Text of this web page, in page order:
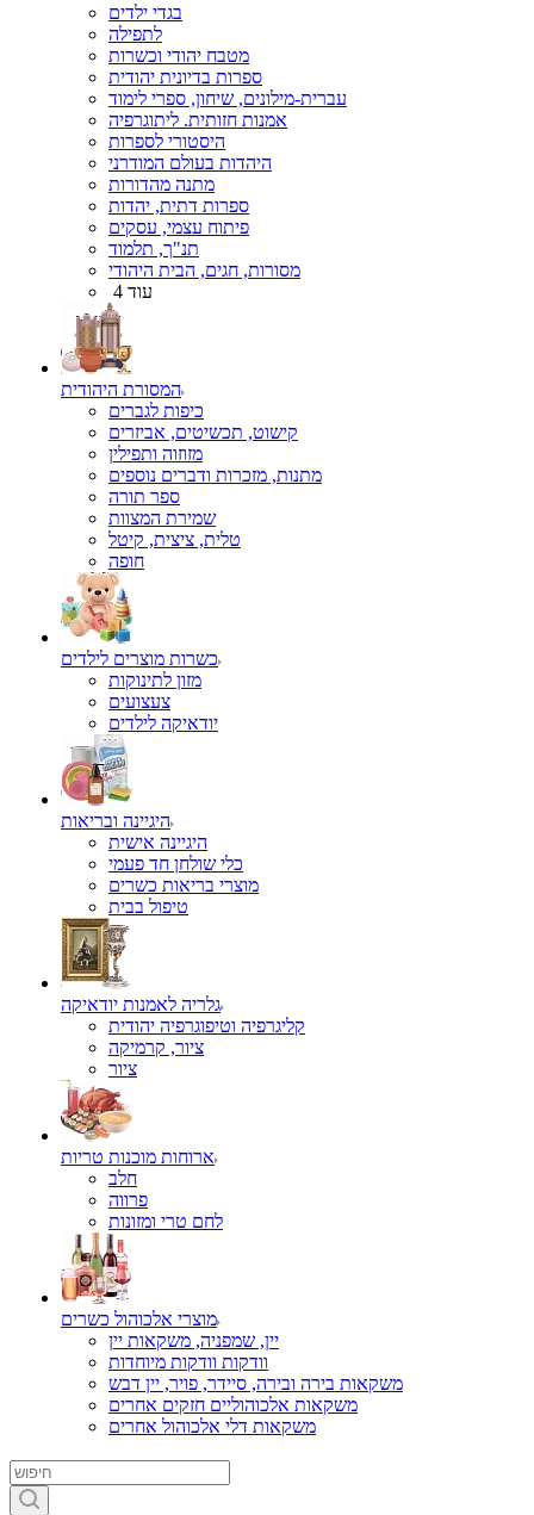
בגדי ילדים
לתפילה
מטבח יהודי וכשרות
ספרות בדיונית יהודית
עברית-מילונים, שיחון, ספרי לימוד
אמנות חזותית. ליתוגרפיה
היסטורי לספרות
היהדות בעולם המודרני
מתנה מהדורות
ספרות דתית, יהדות
פיתוח עצמי, עסקים
תנ"ך, תלמוד
מסורות, חגים, הבית היהודי
עוד 4
המסורת היהודית
כיפות לגברים
קישוט, תכשיטים, אביזרים
מזוזוה ותפילין
מתנות, מזכרות ודברים נוספים
ספר תורה
שמירת המצוות
טלית, ציצית, קיטל
כשרות מוצרים לילדים
מזון לתינוקות
צעצועים
יודאיקה לילדים
היגיינה ובריאות
היגיינה אישית
כלי שולחן חד פעמי
מוצרי בריאות כשרים
טיפול בבית
גלריה לאמנות יודאיקה
קליגרפיה וטיפוגרפיה יהודית
ציור, קרמיקה
ציור
ארוחות מוכנות טריות
חלב
פרווה
לחם טרי ומזונות
מוצרי אלכוהול כשרים
יין, שמפניה, משקאות יין
וודקות וודקות מיוחדות
משקאות בירה ובירה, סיידר, פויר, יין דבש
משקאות אלכוהוליים חזקים אחרים
משקאות דלי אלכוהול אחרים